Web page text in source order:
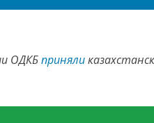
ОДКБприняли